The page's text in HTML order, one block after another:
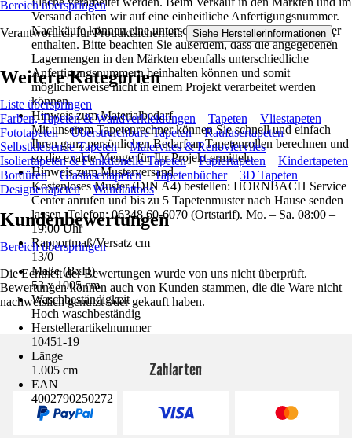
Versand achten wir auf eine einheitliche Anfertigungsnummer.
Nachkäufe können eine unterschiedliche Anfertigungsnummer
enthalten. Bitte beachten Sie außerdem, dass die angegebenen
Lagermengen in den Märkten ebenfalls unterschiedliche
Anfertigungsnummern beinhalten können und somit
möglicherweise nicht in einem Projekt verarbeitet werden
können.
Hinweis zum Materialbedarf
Mit unserem Tapetenrechner können Sie schnell und einfach
Ihren ganz persönlichen Bedarf an Tapetenrollen berechnen und
so die exakte Menge für Ihr Projekt ermitteln.
Hinweis zum Musterversand
Kostenloses Muster (DIN A4) bestellen: HORNBACH Service
Center anrufen und bis zu 5 Tapetenmuster nach Hause senden
lassen. Telefon: 06348 60-6070 (Ortstarif). Mo. – Sa. 08:00 –
19:00 Uhr
Rapportmaß/Versatz cm
13/0
Maße (BxH)
53 x 1005 cm
Waschbeständigkeit
Hoch waschbeständig
Herstellerartikelnummer
10451-19
Länge
1.005 cm
EAN
4002790250272
Bereich überspringen
Verantwortlich für Produktsicherheit: Siehe Herstellerinformationen .
Weitere Kategorien
Liste überspringen
Farben, Tapeten & Wandverkleidungen
Tapeten
Vliestapeten
Fototapeten
Überstreichbare Tapeten
Raufasertapeten
Selbstklebende Tapeten
Malervlies & Renoviervlies
Isoliertapeten & Funktionelle Tapeten
Papiertapeten
Kindertapeten
Bordüren
Glasfasertapeten Tapetenbücher
3D Tapeten
Designertapeten
Wandtattoos
Kundenbewertungen
Bereich überspringen
Die Echtheit der Bewertungen wurde von uns nicht überprüft.
Bewertungen können auch von Kunden stammen, die die Ware nicht
nachweislich genutzt oder gekauft haben.
Zahlarten